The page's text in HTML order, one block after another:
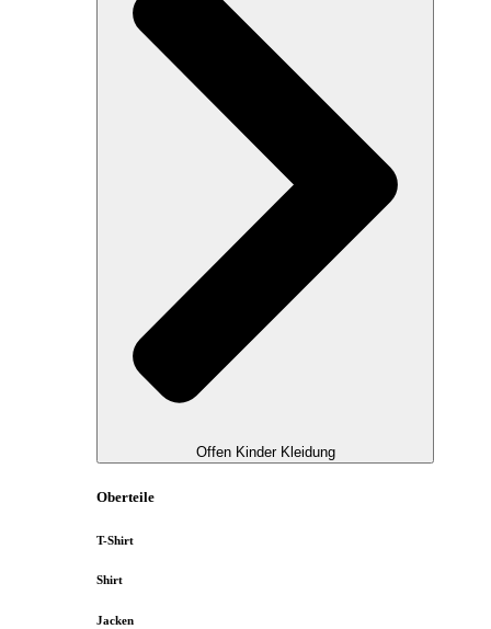
Offen Kinder Kleidung
Oberteile
T-Shirt
Shirt
Jacken